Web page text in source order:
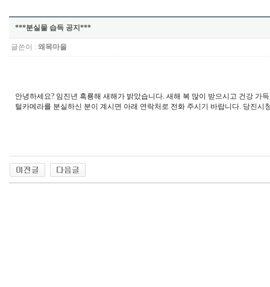
***분실물 습득 공지***
글쓴이 : 왜목마을
안녕하세요? 임진년 흑룡해 새해가 밝았습니다. 새해 복 많이 받으시고 건강
털카메라를 분실하신 분이 계시면 아래 연락처로 전화 주시기 바랍니다. 당진시